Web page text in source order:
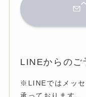
LINEからのご
※LINEではメッセ
承っております。